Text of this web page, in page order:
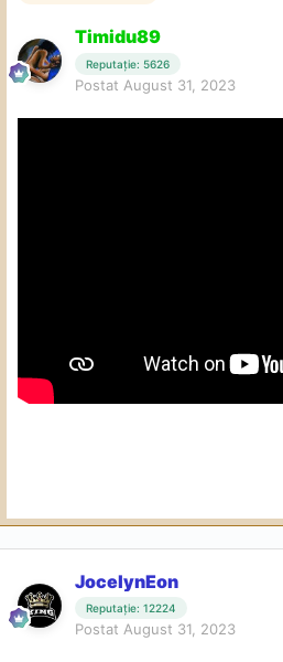
Timidu89
Reputație: 5626
Postat August 31, 2023
JocelynEon
Reputație: 12224
Postat August 31, 2023